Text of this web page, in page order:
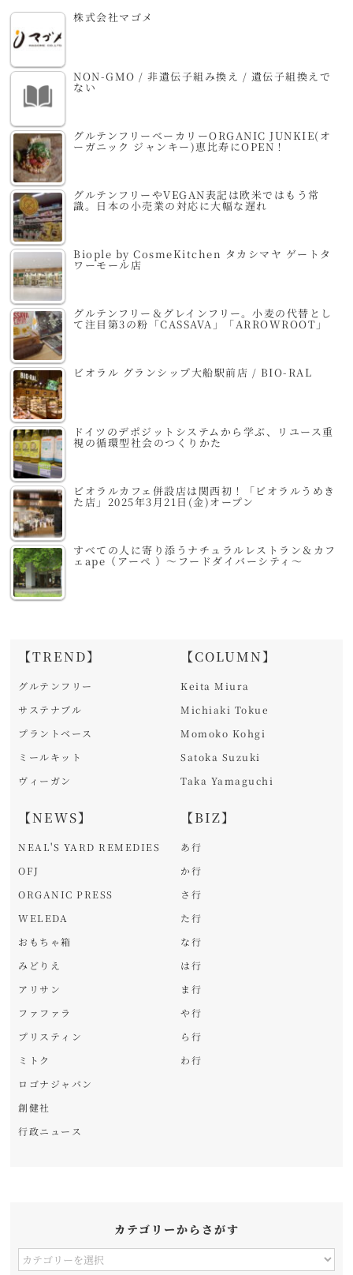
株式会社マゴメ
NON-GMO / 非遺伝子組み換え / 遺伝子組換えで
ない
グルテンフリーベーカリーORGANIC JUNKIE(オ
ーガニック ジャンキー)恵比寿にOPEN！
グルテンフリーやVEGAN表記は欧米ではもう常
識。日本の小売業の対応に大幅な遅れ
Biople by CosmeKitchen タカシマヤ ゲートタ
ワーモール店
グルテンフリー＆グレインフリー。小麦の代替とし
て注目第3の粉「CASSAVA」「ARROWROOT」
ビオラル グランシップ大船駅前店 / BIO-RAL
ドイツのデポジットシステムから学ぶ、リユース重
視の循環型社会のつくりかた
ビオラルカフェ併設店は関西初！「ビオラルうめき
た店」2025年3月21日(金)オープン
すべての人に寄り添うナチュラルレストラン＆カフ
ェape（アーペ ）～フードダイバーシティ～
【TREND】
グルテンフリー
サステナブル
プラントベース
ミールキット
ヴィーガン
【NEWS】
NEAL'S YARD REMEDIES
OFJ
ORGANIC PRESS
WELEDA
おもちゃ箱
みどりえ
アリサン
ファファラ
プリスティン
ミトク
ロゴナジャパン
創健社
行政ニュース
【COLUMN】
Keita Miura
Michiaki Tokue
Momoko Kohgi
Satoka Suzuki
Taka Yamaguchi
【BIZ】
あ行
か行
さ行
た行
な行
は行
ま行
や行
ら行
わ行
カテゴリーからさがす
カ